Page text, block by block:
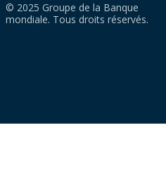
© 2025 Groupe de la Banque
mondiale. Tous droits réservés.